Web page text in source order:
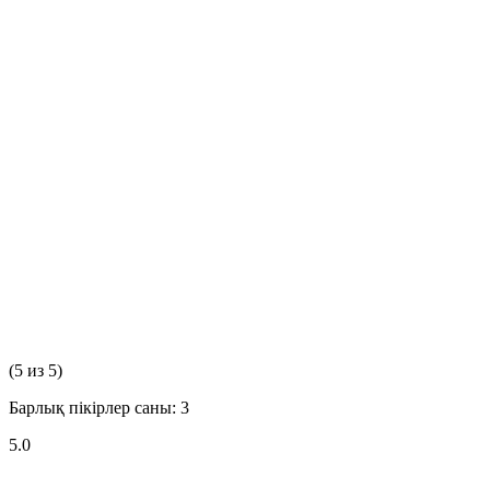
(5 из 5)
Барлық пікірлер саны: 3
5.0